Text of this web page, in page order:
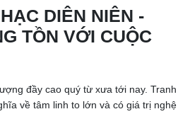
DIÊN NIÊN -
TỒN VỚI CUỘC
đầy cao quý từ xưa tới nay. Tranh
về tâm linh to lớn và có giá trị nghệ